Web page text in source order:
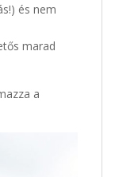
és nem
marad
a